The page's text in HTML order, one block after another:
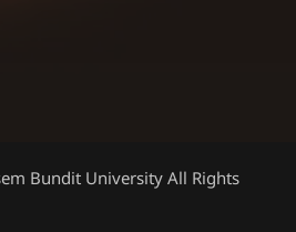
Bundit University All Rights